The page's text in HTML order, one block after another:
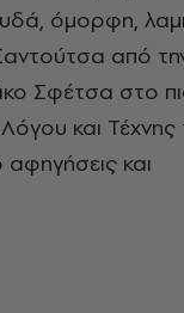
όμορφη,
από
Σφέτσα στο
και Τέχνης
και